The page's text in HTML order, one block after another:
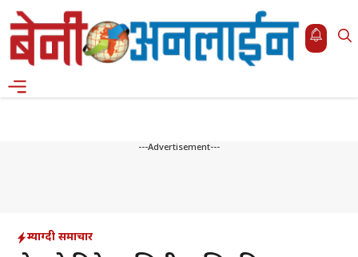
Skip
to
content
---Advertisement---
म्याग्दी समाचार